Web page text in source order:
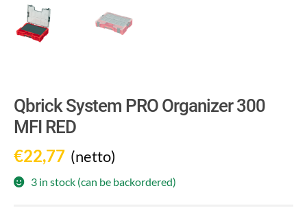
Qbrick System PRO Organizer 300
MFI RED
€22,77 (netto)
3 in stock (can be backordered)